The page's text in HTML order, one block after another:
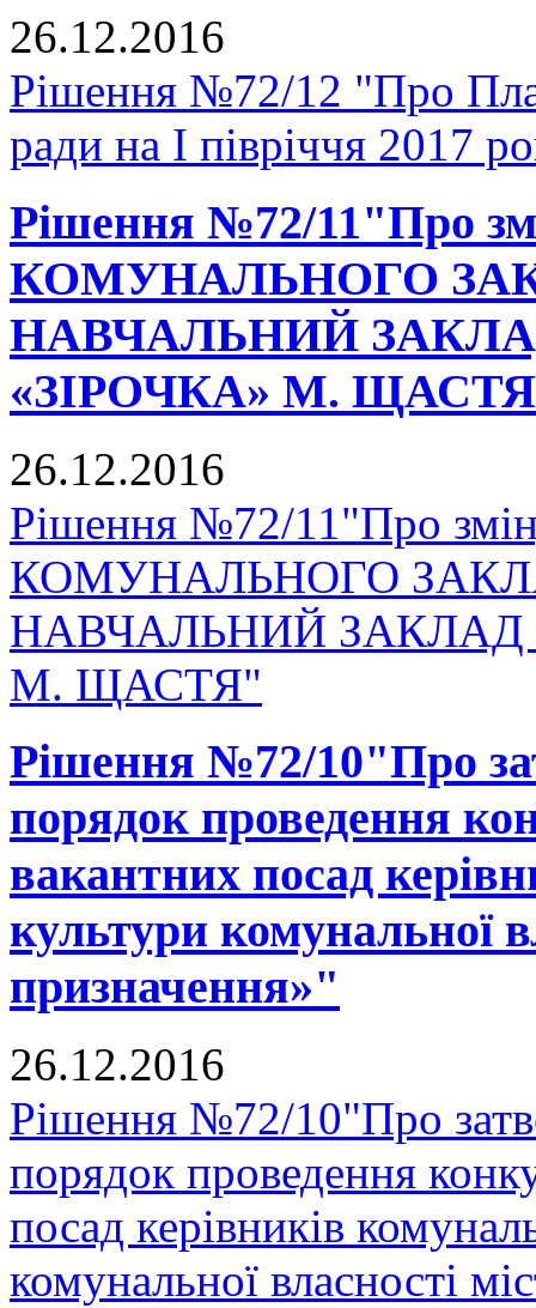
26.12.2016
Рішення №72/12 "Про
ради на I півріччя 2017
Рішення №72/11"Про
КОМУНАЛЬНОГО
НАВЧАЛЬНИЙ
«ЗІРОЧКА» М.
26.12.2016
Рішення №72/11"Про
КОМУНАЛЬНОГО
НАВЧАЛЬНИЙ ЗАКЛАД
М. ЩАСТЯ"
Рішення №72/10"Про
порядок проведення
вакантних посад
культури комунальної
призначення»"
26.12.2016
Рішення №72/10"Про
порядок проведення
посад керівників
комунальної власності